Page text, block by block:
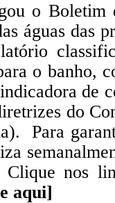
o Boletim
águas das
o banho,
de
do
Para
nos
aqui]